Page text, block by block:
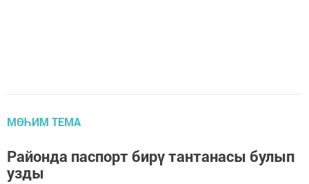
МӨҺИМ ТЕМА
Районда паспорт бирү тантанасы булып
узды